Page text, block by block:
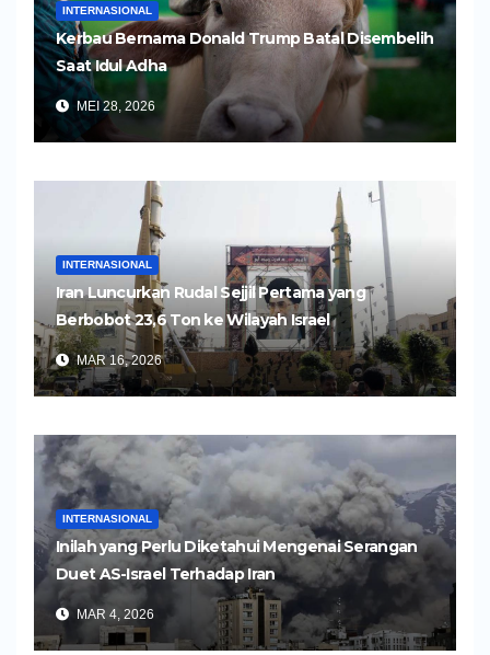
INTERNASIONAL
Kerbau Bernama Donald Trump Batal Disembelih
Saat Idul Adha
MEI 28, 2026
INTERNASIONAL
Iran Luncurkan Rudal Sejjil Pertama yang
Berbobot 23,6 Ton ke Wilayah Israel
MAR 16, 2026
INTERNASIONAL
Inilah yang Perlu Diketahui Mengenai Serangan
Duet AS-Israel Terhadap Iran
MAR 4, 2026